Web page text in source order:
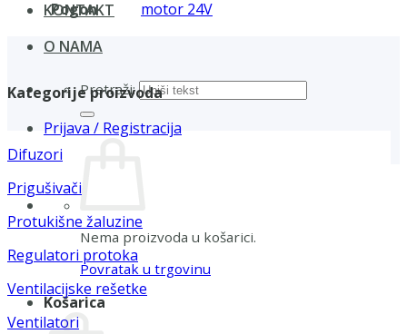
KONTAKT
O NAMA
Pretraži:
Prijava / Registracija
Nema proizvoda u košarici.
Povratak u trgovinu
Košarica
Pogon motor 24V
Kategorije proizvoda
Difuzori
Prigušivači
Protukišne žaluzine
Regulatori protoka
Ventilacijske rešetke
Ventilatori